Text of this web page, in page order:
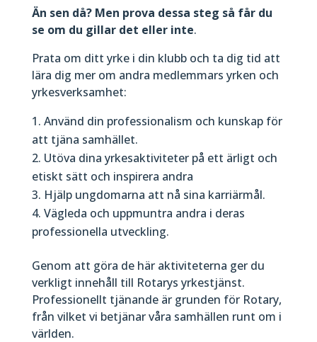
Än sen då? Men prova dessa steg så får du
se om du gillar det eller inte.
Prata om ditt yrke i din klubb och ta dig tid att
lära dig mer om andra medlemmars yrken och
yrkesverksamhet:
Använd din professionalism och kunskap för
att tjäna samhället.
Utöva dina yrkesaktiviteter på ett ärligt och
etiskt sätt och inspirera andra
Hjälp ungdomarna att nå sina karriärmål.
Vägleda och uppmuntra andra i deras
professionella utveckling.
Genom att göra de här aktiviteterna ger du
verkligt innehåll till Rotarys yrkestjänst.
Professionellt tjänande är grunden för Rotary,
från vilket vi betjänar våra samhällen runt om i
världen.